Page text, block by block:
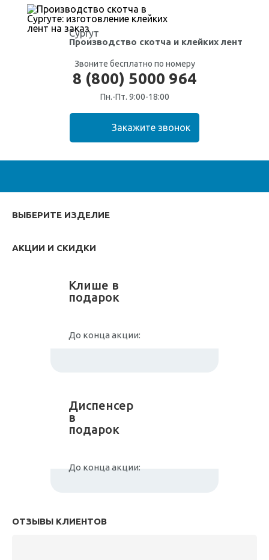
Сургут
Производство скотча и клейких лент
Звоните бесплатно по номеру
8 (800) 5000 964
Пн.-Пт. 9:00-18:00
ВЫБЕРИТЕ ИЗДЕЛИЕ
АКЦИИ И СКИДКИ
Клише в
подарок
До конца акции:
Диспенсер
в
подарок
До конца акции:
ОТЗЫВЫ КЛИЕНТОВ